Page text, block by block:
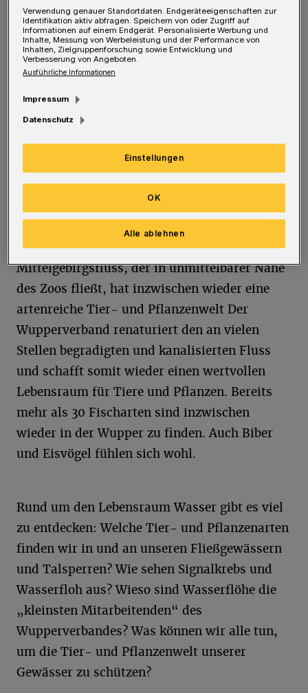
E in Wasserbassin wurde im Zoo mit
Biotop umgestaltet. In Kooperation mit dem
Wupperverband wurden zwei
Informationstafeln und Videoclips entwickelt.
Sie informieren über die Wupper, ihr
Einzugsgebiet, ihre Tierwelt sowie die
Renaturierung der Wupper.
Der als „Bergischen Amazonas“ bezeichneten
Mittelgebirgsfluss, der in unmittelbarer Nähe
des Zoos fließt, hat inzwischen wieder eine
artenreiche Tier- und Pflanzenwelt Der
Wupperverband renaturiert den an vielen
Stellen begradigten und kanalisierten Fluss
und schafft somit wieder einen wertvollen
Lebensraum für Tiere und Pflanzen. Bereits
mehr als 30 Fischarten sind inzwischen
wieder in der Wupper zu finden. Auch Biber
und Eisvögel fühlen sich wohl.
Rund um den Lebensraum Wasser gibt es viel
zu entdecken: Welche Tier- und Pflanzenarten
finden wir in und an unseren Fließgewässern
und Talsperren? Wie sehen Signalkrebs und
Wasserfloh aus? Wieso sind Wasserflöhe die
„kleinsten Mitarbeitenden“ des
Wupperverbandes? Was können wir alle tun,
um die Tier- und Pflanzenwelt unserer
Gewässer zu schützen?
Verwendung genauer Standortdaten. Endgeräteeigenschaften zur
Identifikation aktiv abfragen. Speichern von oder Zugriff auf
Informationen auf einem Endgerät. Personalisierte Werbung und
Inhalte, Messung von Werbeleistung und der Performance von
Inhalten, Zielgruppenforschung sowie Entwicklung und
Verbesserung von Angeboten.
Ausführliche Informationen
Impressum
Datenschutz
Einstellungen
Alle ablehnen
OK